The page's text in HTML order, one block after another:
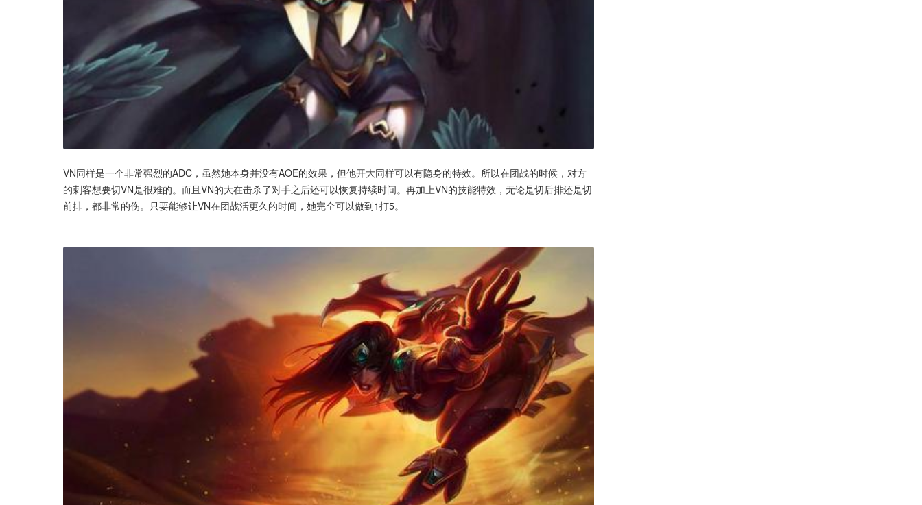
VN同样是一个非常强烈的ADC，虽然她本身并没有AOE的效果，但他开大同样可以有隐身的特效。所以在团战的时候，对方
的刺客想要切VN是很难的。而且VN的大在击杀了对手之后还可以恢复持续时间。再加上VN的技能特效，无论是切后排还是切
前排，都非常的伤。只要能够让VN在团战活更久的时间，她完全可以做到1打5。